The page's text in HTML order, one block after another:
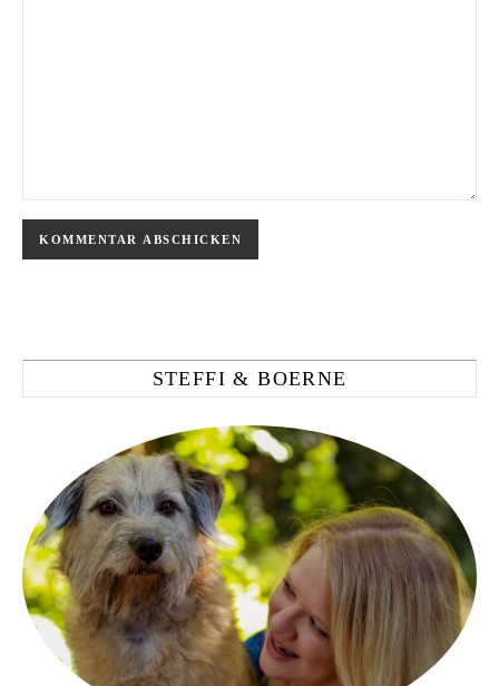
STEFFI & BOERNE